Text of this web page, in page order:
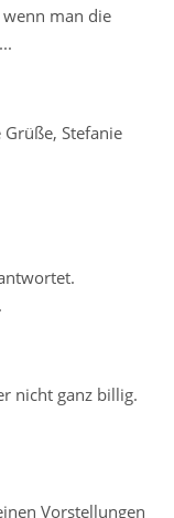
man die
Stefanie
nicht ganz billig.
Vorstellungen